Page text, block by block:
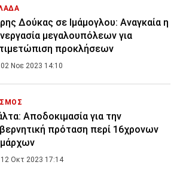
Δούκας σε Ιμάμογλου: Αναγκαία η
μεγαλουπόλεων για
προκλήσεων
02 Νοε 2023 14:10
Αποδοκιμασία για την
πρόταση περί 16χρονων
12 Οκτ 2023 17:14